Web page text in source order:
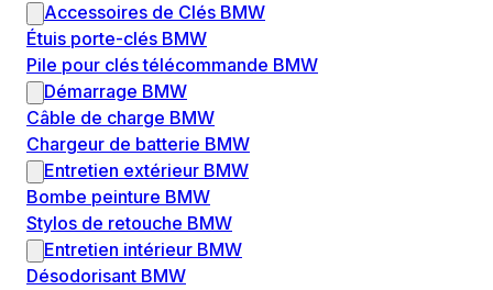
Accessoires de Clés BMW
Étuis porte-clés BMW
Pile pour clés télécommande BMW
Démarrage BMW
Câble de charge BMW
Chargeur de batterie BMW
Entretien extérieur BMW
Bombe peinture BMW
Stylos de retouche BMW
Entretien intérieur BMW
Désodorisant BMW